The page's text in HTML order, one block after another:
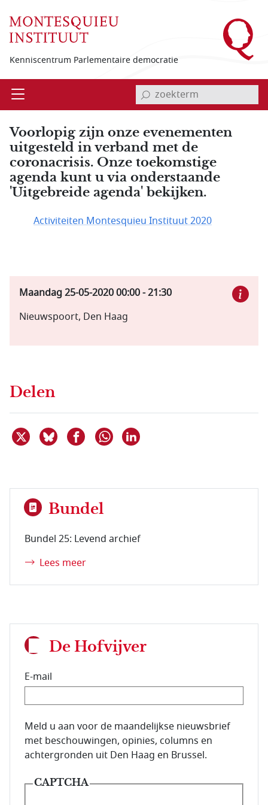
Kenniscentrum Parlementaire democratie
Open invoerveld zoekterm
Voorlopig zijn onze evenementen
uitgesteld in verband met de
coronacrisis. Onze toekomstige
agenda kunt u via onderstaande
'Uitgebreide agenda' bekijken.
Activiteiten Montesquieu Instituut 2020
Maandag 25-05-202000:00-21:30
Nieuwspoort, Den Haag
Delen
Deel dit item op X
Deel dit item op Bluesky
Deel dit item op Facebook
Delen via WhatsApp
Bundel
Bundel 25: Levend archief
Lees meer
De Hofvijver
E-mail
E-mailadres van de abonnee.
Meld u aan voor de maandelijkse nieuwsbrief
met beschouwingen, opinies, columns en
achtergronden uit Den Haag en Brussel.
CAPTCHA